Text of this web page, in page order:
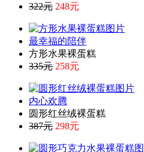
322元 248元
最幸福的陪伴
方形水果裸蛋糕
335元 258元
内心欢腾
圆形红丝绒裸蛋糕
387元 298元